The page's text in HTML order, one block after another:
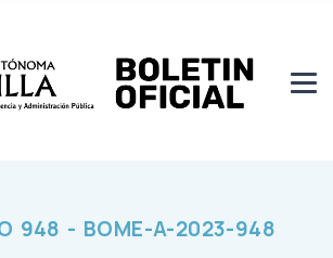
948 - BOME-A-2023-948